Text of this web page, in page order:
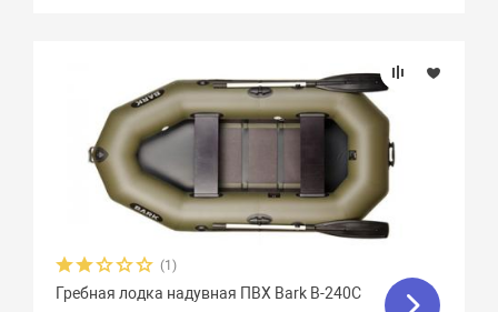
(1)
Гребная лодка надувная ПВХ Bark B-240С